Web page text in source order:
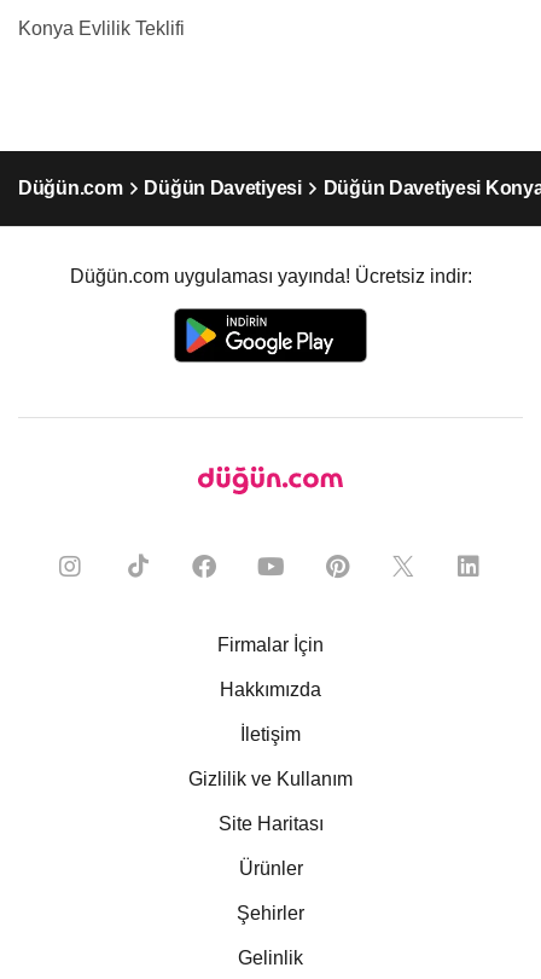
Konya Evlilik Teklifi
Düğün.com Düğün Davetiyesi Düğün Davetiyesi
Düğün.com uygulaması yayında! Ücretsiz indir:
Firmalar İçin
Hakkımızda
İletişim
Gizlilik ve Kullanım
Site Haritası
Ürünler
Şehirler
Gelinlik